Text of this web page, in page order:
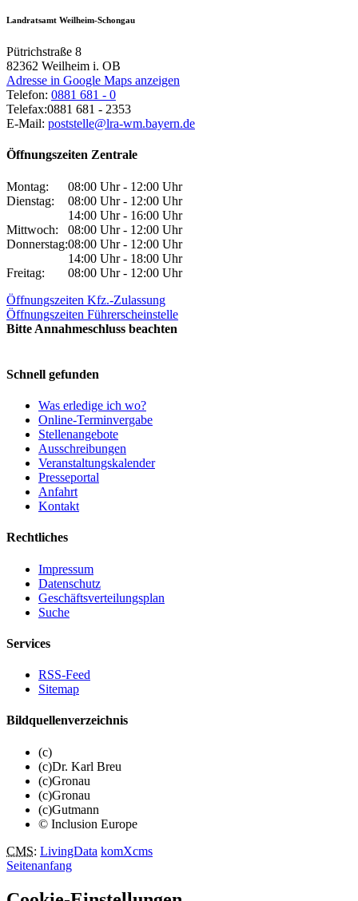
Landratsamt Weilheim-Schongau
Pütrichstraße 8
82362 Weilheim i. OB
Adresse in Google Maps anzeigen
Telefon: 0881 681 - 0
Telefax:0881 681 - 2353
E-Mail: poststelle@lra-wm.bayern.de
Öffnungszeiten Zentrale
Montag:
08:00 Uhr - 12:00 Uhr
Dienstag:
08:00 Uhr - 12:00 Uhr
14:00 Uhr - 16:00 Uhr
Mittwoch:
08:00 Uhr - 12:00 Uhr
Donnerstag:08:00 Uhr - 12:00 Uhr
14:00 Uhr - 18:00 Uhr
Freitag:
08:00 Uhr - 12:00 Uhr
Öffnungszeiten Kfz.-Zulassung
Öffnungszeiten Führerscheinstelle
Bitte Annahmeschluss beachten
Schnell gefunden
Was erledige ich wo?
Online-Terminvergabe
Stellenangebote
Ausschreibungen
Veranstaltungskalender
Presseportal
Anfahrt
Kontakt
Rechtliches
Impressum
Datenschutz
Geschäftsverteilungsplan
Suche
Services
RSS-Feed
Sitemap
Bildquellenverzeichnis
(c)
(c)Dr. Karl Breu
(c)Gronau
(c)Gronau
(c)Gutmann
© Inclusion Europe
CMS: LivingData komXcms
Seitenanfang